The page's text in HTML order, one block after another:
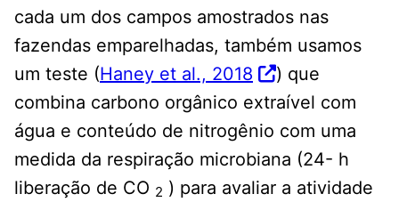
cada um dos campos amostrados nas
fazendas emparelhadas, também usamos
um teste (Haney et al., 2018
) que
combina carbono orgânico extraível com
água e conteúdo de nitrogênio com uma
medida da respiração microbiana (24- h
liberação de CO 2 ) para avaliar a atividade